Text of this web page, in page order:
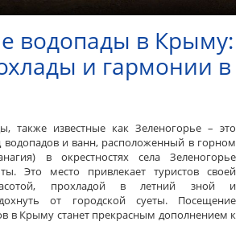
водопады в Крыму:
и гармонии в
также известные как Зеленогорье – это
водопадов и ванн, расположенный в горном
в окрестностях села Зеленогорье
Это место привлекает туристов своей
прохладой в летний зной и
от городской суеты. Посещение
в Крыму станет прекрасным дополнением к